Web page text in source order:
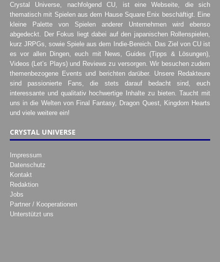
Crystal Universe, nachfolgend CU, ist eine Webseite, die sich
thematisch mit Spielen aus dem Hause Square Enix beschäftigt. Eine
kleine Palette von Spielen anderer Unternehmen wird ebenso
abgedeckt. Der Fokus liegt dabei auf den japanischen Rollenspielen,
kurz JRPGs, sowie Spiele aus dem Indie-Bereich. Das Ziel von CU ist
es vor allen Dingen, euch mit News, Guides (Tipps & Lösungen),
Videos (Let’s Plays) und Reviews zu versorgen. Wir besuchen zudem
themenbezogene Events und berichten darüber. Unsere Redakteure
sind passionierte Fans, die stets darauf bedacht sind, euch
interessante und qualitativ hochwertige Inhalte zu bieten. Taucht mit
uns in die Welten von Final Fantasy, Dragon Quest, Kingdom Hearts
und viele weitere ein!
CRYSTAL UNIVERSE
Impressum
Datenschutz
Kontakt
Redaktion
Jobs
Partner / Kooperationen
Unterstützt uns